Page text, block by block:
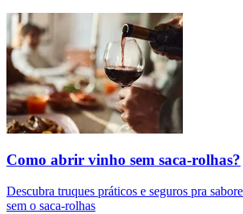
Como abrir vinho sem saca-rolhas?
Descubra truques práticos e seguros pra
sem o saca-rolhas